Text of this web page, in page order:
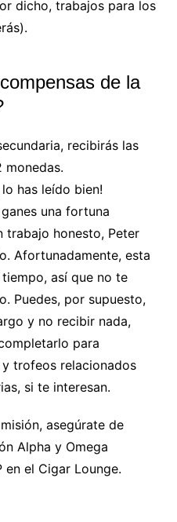
dicho, trabajos para los
de la
recibirás las
monedas.
has leído bien!
una fortuna
trabajo honesto, Peter
Afortunadamente, esta
así que no te
Puedes, por supuesto,
y no recibir nada,
para
trofeos relacionados
si te interesan.
asegúrate de
Alpha y Omega
el Cigar Lounge.